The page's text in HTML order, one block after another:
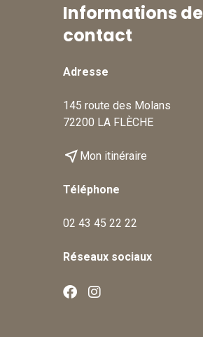
Informations de
contact
Adresse
145 route des Molans
72200 LA FLÈCHE
near_me Mon itinéraire
Téléphone
02 43 45 22 22
Réseaux sociaux